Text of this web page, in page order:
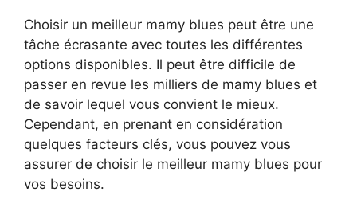
Choisir un meilleur mamy blues peut être une
tâche écrasante avec toutes les différentes
options disponibles. Il peut être difficile de
passer en revue les milliers de mamy blues et
de savoir lequel vous convient le mieux.
Cependant, en prenant en considération
quelques facteurs clés, vous pouvez vous
assurer de choisir le meilleur mamy blues pour
vos besoins.